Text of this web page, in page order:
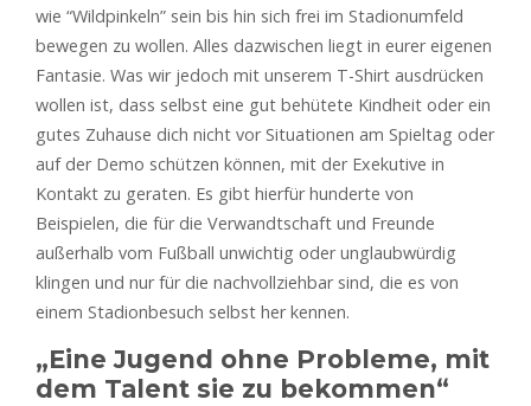
wie “Wildpinkeln” sein bis hin sich frei im Stadionumfeld
bewegen zu wollen. Alles dazwischen liegt in eurer eigenen
Fantasie. Was wir jedoch mit unserem T-Shirt ausdrücken
wollen ist, dass selbst eine gut behütete Kindheit oder ein
gutes Zuhause dich nicht vor Situationen am Spieltag oder
auf der Demo schützen können, mit der Exekutive in
Kontakt zu geraten. Es gibt hierfür hunderte von
Beispielen, die für die Verwandtschaft und Freunde
außerhalb vom Fußball unwichtig oder unglaubwürdig
klingen und nur für die nachvollziehbar sind, die es von
einem Stadionbesuch selbst her kennen.
„Eine Jugend ohne Probleme, mit
dem Talent sie zu bekommen“